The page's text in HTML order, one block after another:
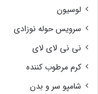
لوسیون
سرویس حوله نوزادی
نی نی لای لای
کرم مرطوب کننده
شامپو سر و بدن